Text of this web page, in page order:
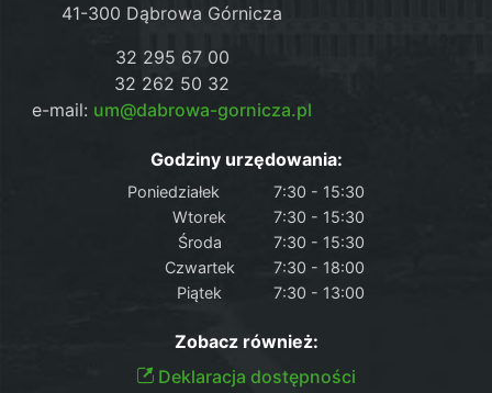
41-300 Dąbrowa Górnicza
32 295 67 00
32 262 50 32
e-mail: um@dabrowa-gornicza.pl
Godziny urzędowania:
Poniedziałek
7:30 - 15:30
Wtorek
7:30 - 15:30
Środa
7:30 - 15:30
Czwartek
7:30 - 18:00
Piątek
7:30 - 13:00
Zobacz również:
Deklaracja dostępności